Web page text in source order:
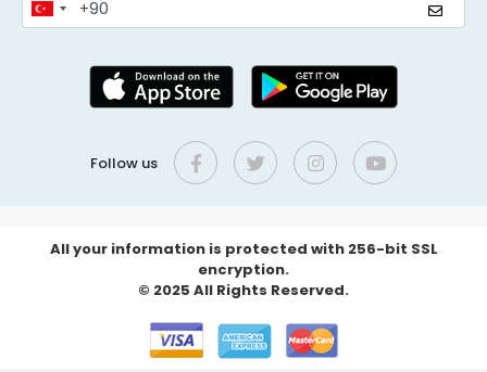
Follow us
All your information is protected with 256-bit SSL
encryption.
© 2025 All Rights Reserved.